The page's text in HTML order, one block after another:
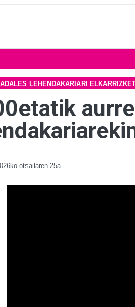
LEHENDAKARIARI
otsailaren 25a